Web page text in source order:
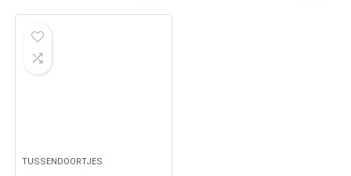
TUSSENDOORTJES